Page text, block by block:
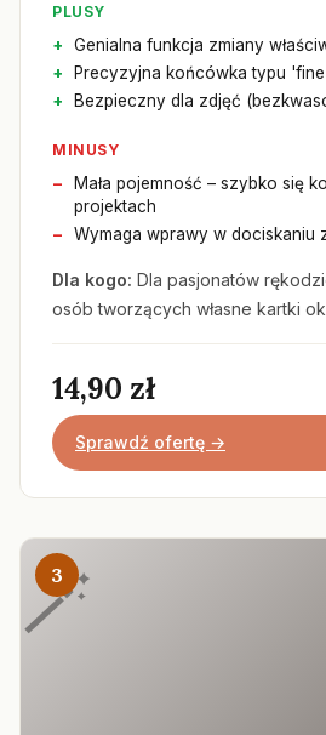
PLUSY
Genialna funkcja zmiany
Precyzyjna końcówka typu
Bezpieczny dla zdjęć
MINUSY
Mała pojemność – szybko się
projektach
Wymaga wprawy w dociskaniu
Dla kogo: Dla pasjonatów
osób tworzących własne kartki
14,90 zł
Sprawdź ofertę →
3